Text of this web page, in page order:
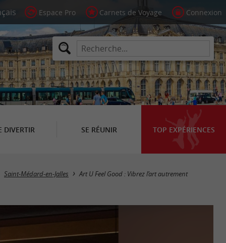
Espace Pro Carnets de Voyage Connexion
DIVERTIR SE RÉUNIR TOP EXPÉRIENCES
Saint-Médard-en-Jalles Art U Feel Good : Vibrez l’art autrement